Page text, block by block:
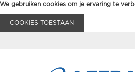
We gebruiken cookies om je ervaring te
COOKIES TOESTAAN